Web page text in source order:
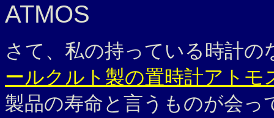
ATMOS
さて、私の持っている時計
ールクルト製の置時計アトモ
製品の寿命と言うものが会っ